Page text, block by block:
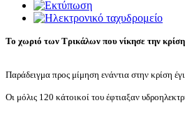
Το χωριό των Τρικάλων που νίκησε την
Παράδειγμα προς μίμηση ενάντια στην κρίση
Οι μόλις 120 κάτοικοί του έφτιαξαν